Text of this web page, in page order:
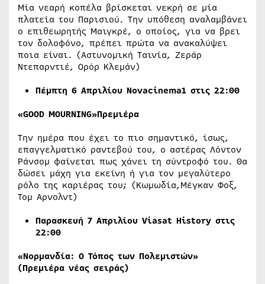
Μία νεαρή κοπέλα βρίσκεται νεκρή σε μία
πλατεία του Παρισιού. Την υπόθεση αναλαμβάνει
ο επιθεωρητής Μαιγκρέ, ο οποίος, για να βρει
τον δολοφόνο, πρέπει πρώτα να ανακαλύψει
ποια είναι. (Αστυνομική Ταινία, Ζεράρ
Ντεπαρντιέ, Ορόρ Κλεμάν)
Πέμπτη 6 Απριλίου Novacinema1 στις 22:00
«GOOD MOURNING»Πρεμιέρα
Την ημέρα που έχει το πιο σημαντικό, ίσως,
επαγγελματικό ραντεβού του, ο αστέρας Λόντον
Ράνσομ φαίνεται πως χάνει τη σύντροφό του. Θα
δώσει μάχη για εκείνη ή για τον μεγαλύτερο
ρόλο της καριέρας του; (Κωμωδία,Μέγκαν Φοξ,
Τομ Αρνολντ)
Παρασκευή 7 Απριλίου Viasat History στις
22:00
«Νορμανδία: Ο Τόπος των Πολεμιστών»
(Πρεμιέρα νέας σειράς)